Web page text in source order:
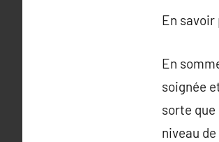
En savoir
En
soignée
sorte
niveau